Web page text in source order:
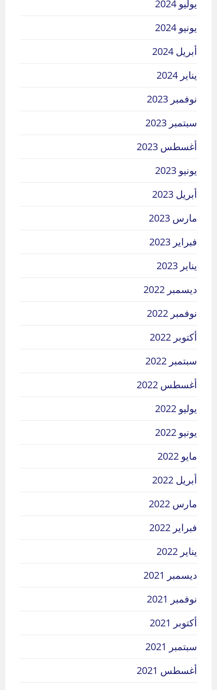
يوليو 2024
يونيو 2024
أبريل 2024
يناير 2024
نوفمبر 2023
سبتمبر 2023
أغسطس 2023
يونيو 2023
أبريل 2023
مارس 2023
فبراير 2023
يناير 2023
ديسمبر 2022
نوفمبر 2022
أكتوبر 2022
سبتمبر 2022
أغسطس 2022
يوليو 2022
يونيو 2022
مايو 2022
أبريل 2022
مارس 2022
فبراير 2022
يناير 2022
ديسمبر 2021
نوفمبر 2021
أكتوبر 2021
سبتمبر 2021
أغسطس 2021